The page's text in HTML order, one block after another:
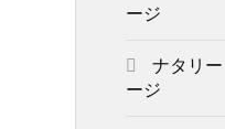
ージ
ナタリ
ージ